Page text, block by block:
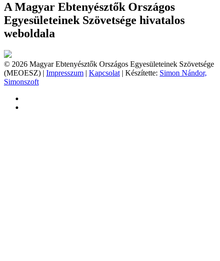
A Magyar Ebtenyésztők Országos
Egyesületeinek Szövetsége hivatalos
weboldala
© 2026 Magyar Ebtenyésztők Országos Egyesületeinek Szövetsége
(MEOESZ) | Impresszum | Kapcsolat | Készítette: Simon Nándor,
Simonszoft